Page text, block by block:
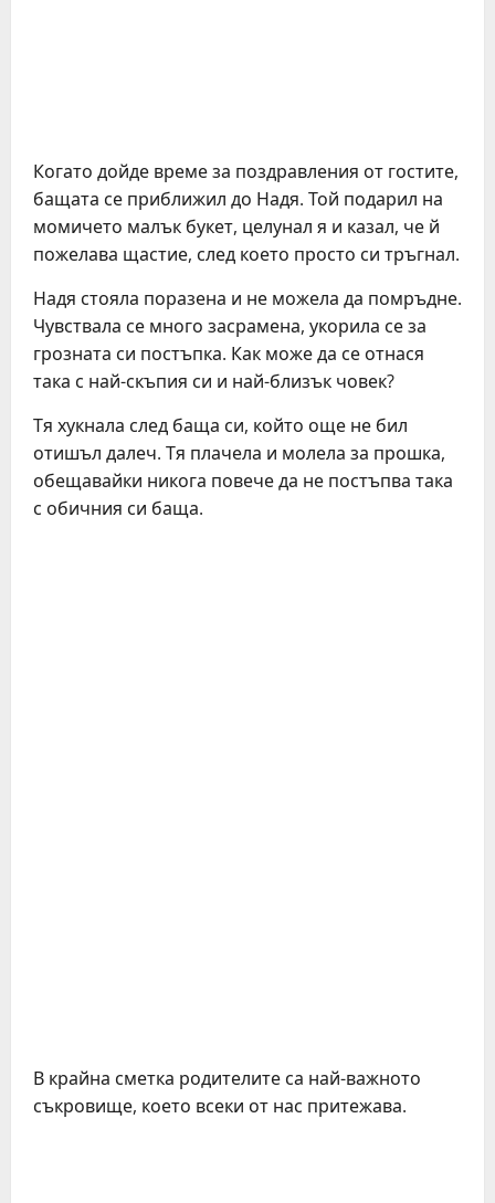
Когато дойде време за поздравления от гостите,
бащата се приближил до Надя. Той подарил на
момичето малък букет, целунал я и казал, че й
пожелава щастие, след което просто си тръгнал.
Надя стояла поразена и не можела да помръдне.
Чувствала се много засрамена, укорила се за
грозната си постъпка. Как може да се отнася
така с най-скъпия си и най-близък човек?
Тя хукнала след баща си, който още не бил
отишъл далеч. Тя плачела и молела за прошка,
обещавайки никога повече да не постъпва така
с обичния си баща.
В крайна сметка родителите са най-важното
съкровище, което всеки от нас притежава.